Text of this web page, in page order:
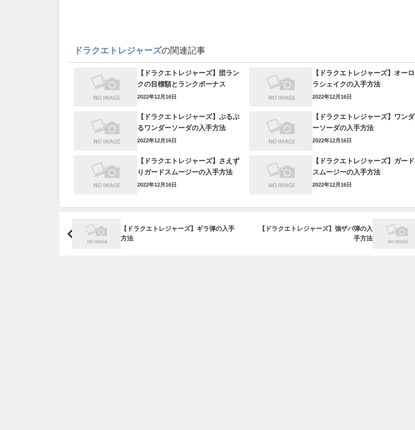
ドラクエトレジャーズの関連記事
【ドラクエトレジャーズ】団ラン
クの目標額とランクボーナス
2022年12月16日
【ドラクエトレジャーズ】オーロ
ラシェイクの入手方法
2022年12月16日
【ドラクエトレジャーズ】ぷるぷ
るワンダーソーダの入手方法
2022年12月16日
【ドラクエトレジャーズ】ワンダ
ーソーダの入手方法
2022年12月16日
【ドラクエトレジャーズ】さえず
りガードスムージーの入手方法
2022年12月16日
【ドラクエトレジャーズ】ガード
スムージーの入手方法
2022年12月16日
【ドラクエトレジャーズ】ギラ弾の入手
方法
【ドラクエトレジャーズ】強ザバ弾の入
手方法